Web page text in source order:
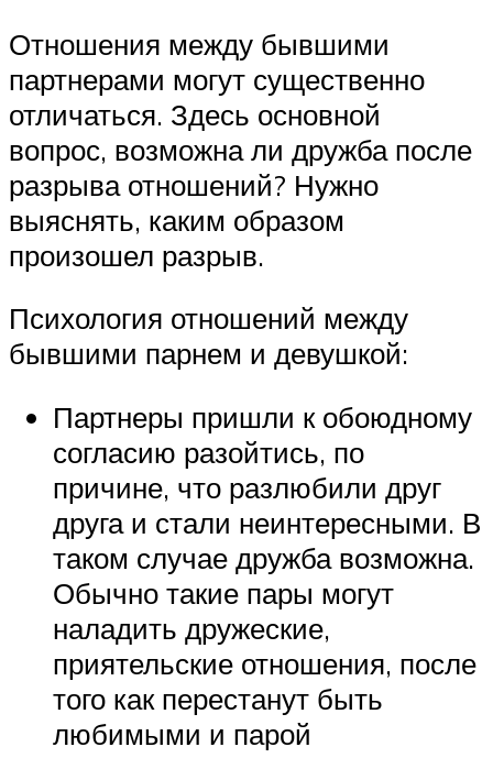
Отношения между бывшими
партнерами могут существенно
отличаться. Здесь основной
вопрос, возможна ли дружба после
разрыва отношений? Нужно
выяснять, каким образом
произошел разрыв.
Психология отношений между
бывшими парнем и девушкой:
Партнеры пришли к обоюдному
согласию разойтись, по
причине, что разлюбили друг
друга и стали неинтересными. В
таком случае дружба возможна.
Обычно такие пары могут
наладить дружеские,
приятельские отношения, после
того как перестанут быть
любимыми и парой